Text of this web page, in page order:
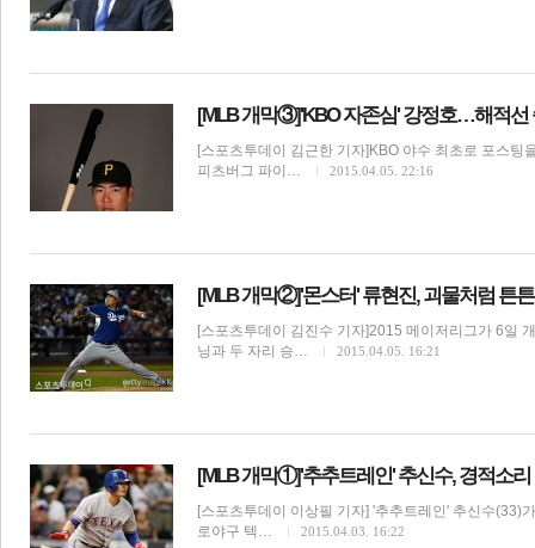
[MLB 개막③]'KBO 자존심' 강정호…해적선
[스포츠투데이 김근한 기자]KBO 야수 최초로 포스팅
피츠버그 파이…
2015.04.05. 22:16
[MLB 개막②]'몬스터' 류현진, 괴물처럼 튼
[스포츠투데이 김진수 기자]2015 메이저리그가 6일
닝과 두 자리 승…
2015.04.05. 16:21
[MLB 개막①]'추추트레인' 추신수, 경적소
[스포츠투데이 이상필 기자] '추추트레인' 추신수(33)
로야구 텍…
2015.04.03. 16:22